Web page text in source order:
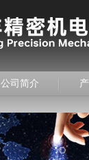
公司简介